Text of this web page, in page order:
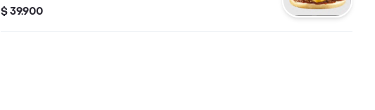
cheddar, cebolla grillé, tomate, huevo frito
$ 39.900